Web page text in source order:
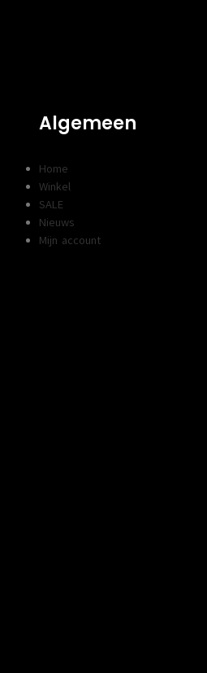
Algemeen
Home
Winkel
SALE
Nieuws
Mijn account